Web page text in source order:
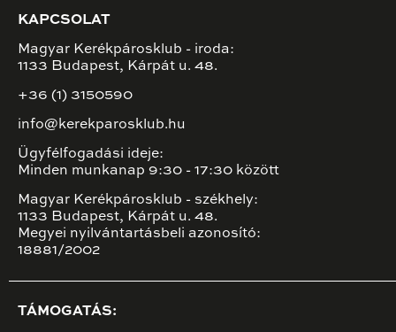
KAPCSOLAT
Magyar Kerékpárosklub - iroda:
1133 Budapest, Kárpát u. 48.
+36 (1) 3150590
info@kerekparosklub.hu
Ügyfélfogadási ideje:
Minden munkanap 9:30 - 17:30 között
Magyar Kerékpárosklub - székhely:
1133 Budapest, Kárpát u. 48.
Megyei nyilvántartásbeli azonosító:
18881/2002
TÁMOGATÁS: